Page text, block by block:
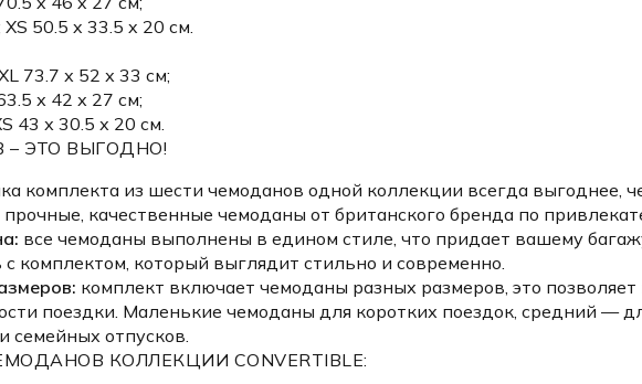
50.5 x 33.5 x 20 см.
73.7 х 52 х 33 см;
х 42 х 27 см;
43 х 30.5 х 20 см.
ЭТО ВЫГОДНО!
комплекта из шести чемоданов одной коллекции всегда выгоднее,
качественные чемоданы от британского бренда по
все чемоданы выполнены в едином стиле, что придает вашему
комплектом, который выглядит стильно и современно.
комплект включает чемоданы разных размеров, это
поездки. Маленькие чемоданы для коротких поездок, средний —
семейных отпусков.
КОЛЛЕКЦИИ CONVERTIBLE: